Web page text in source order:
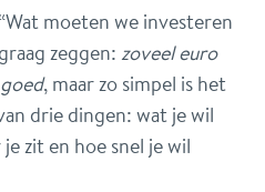
moeten we investeren
zeggen: zoveel euro
, maar zo simpel is het
drie dingen: wat je wil
zit en hoe snel je wil